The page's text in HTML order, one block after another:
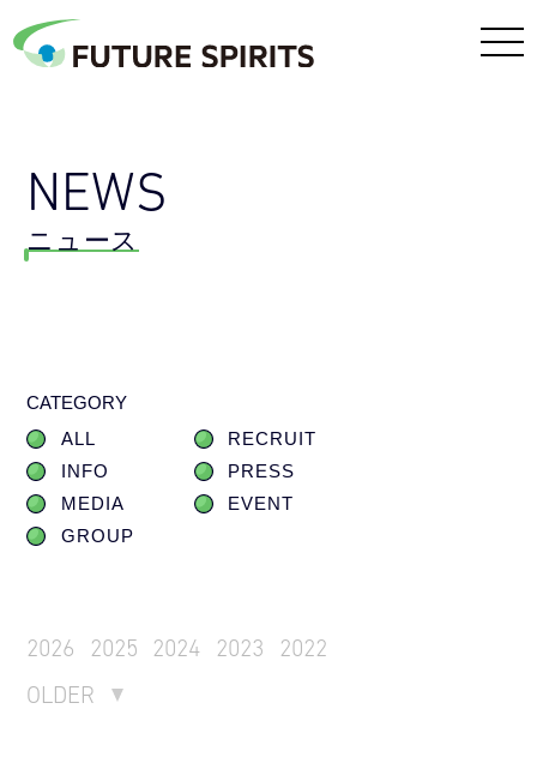
NEWS
ニュース
CATEGORY
ALL
RECRUIT
INFO
PRESS
MEDIA
EVENT
GROUP
2026 2025 2024 2023
2022
OLDER